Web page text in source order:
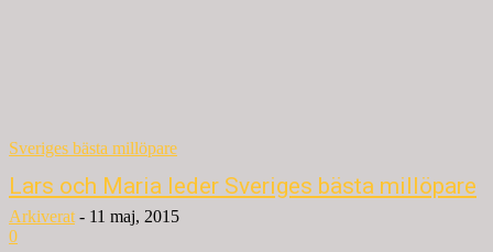
Sveriges bästa millöpare
Lars och Maria leder Sveriges bästa millöpare
Arkiverat - 11 maj, 2015
0